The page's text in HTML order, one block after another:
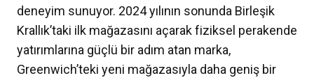
deneyim sunuyor. 2024 yılının sonunda Birleşik
Krallık’taki ilk mağazasını açarak fiziksel perakende
yatırımlarına güçlü bir adım atan marka,
Greenwich’teki yeni mağazasıyla daha geniş bir